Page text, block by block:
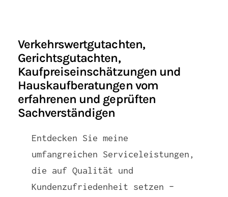
Verkehrswertgutachten,
Gerichtsgutachten,
Kaufpreiseinschätzungen und
Hauskaufberatungen vom
erfahrenen und geprüften
Sachverständigen
Entdecken Sie meine
umfangreichen Serviceleistungen,
die auf Qualität und
Kundenzufriedenheit setzen –